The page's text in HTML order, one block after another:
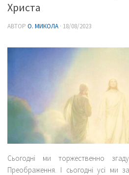
Христа
АВТОР О. МИКОЛА · 18/08/2023
Cьогодні ми торжественно
Преображення. І сьогодні усі ми